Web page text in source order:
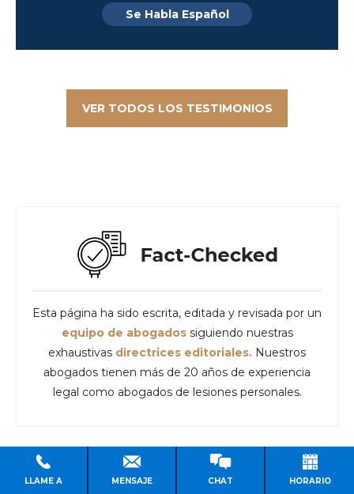
Se Habla Español
VER TODOS LOS TESTIMONIOS
Esta página ha sido escrita, editada y revisada por un
equipo de abogadossiguiendo nuestras
exhaustivas directrices editoriales. Nuestros
abogados tienen más de 20 años de experiencia
legal como abogados de lesiones personales.
LLAME A MENSAJE CHAT HORARIO